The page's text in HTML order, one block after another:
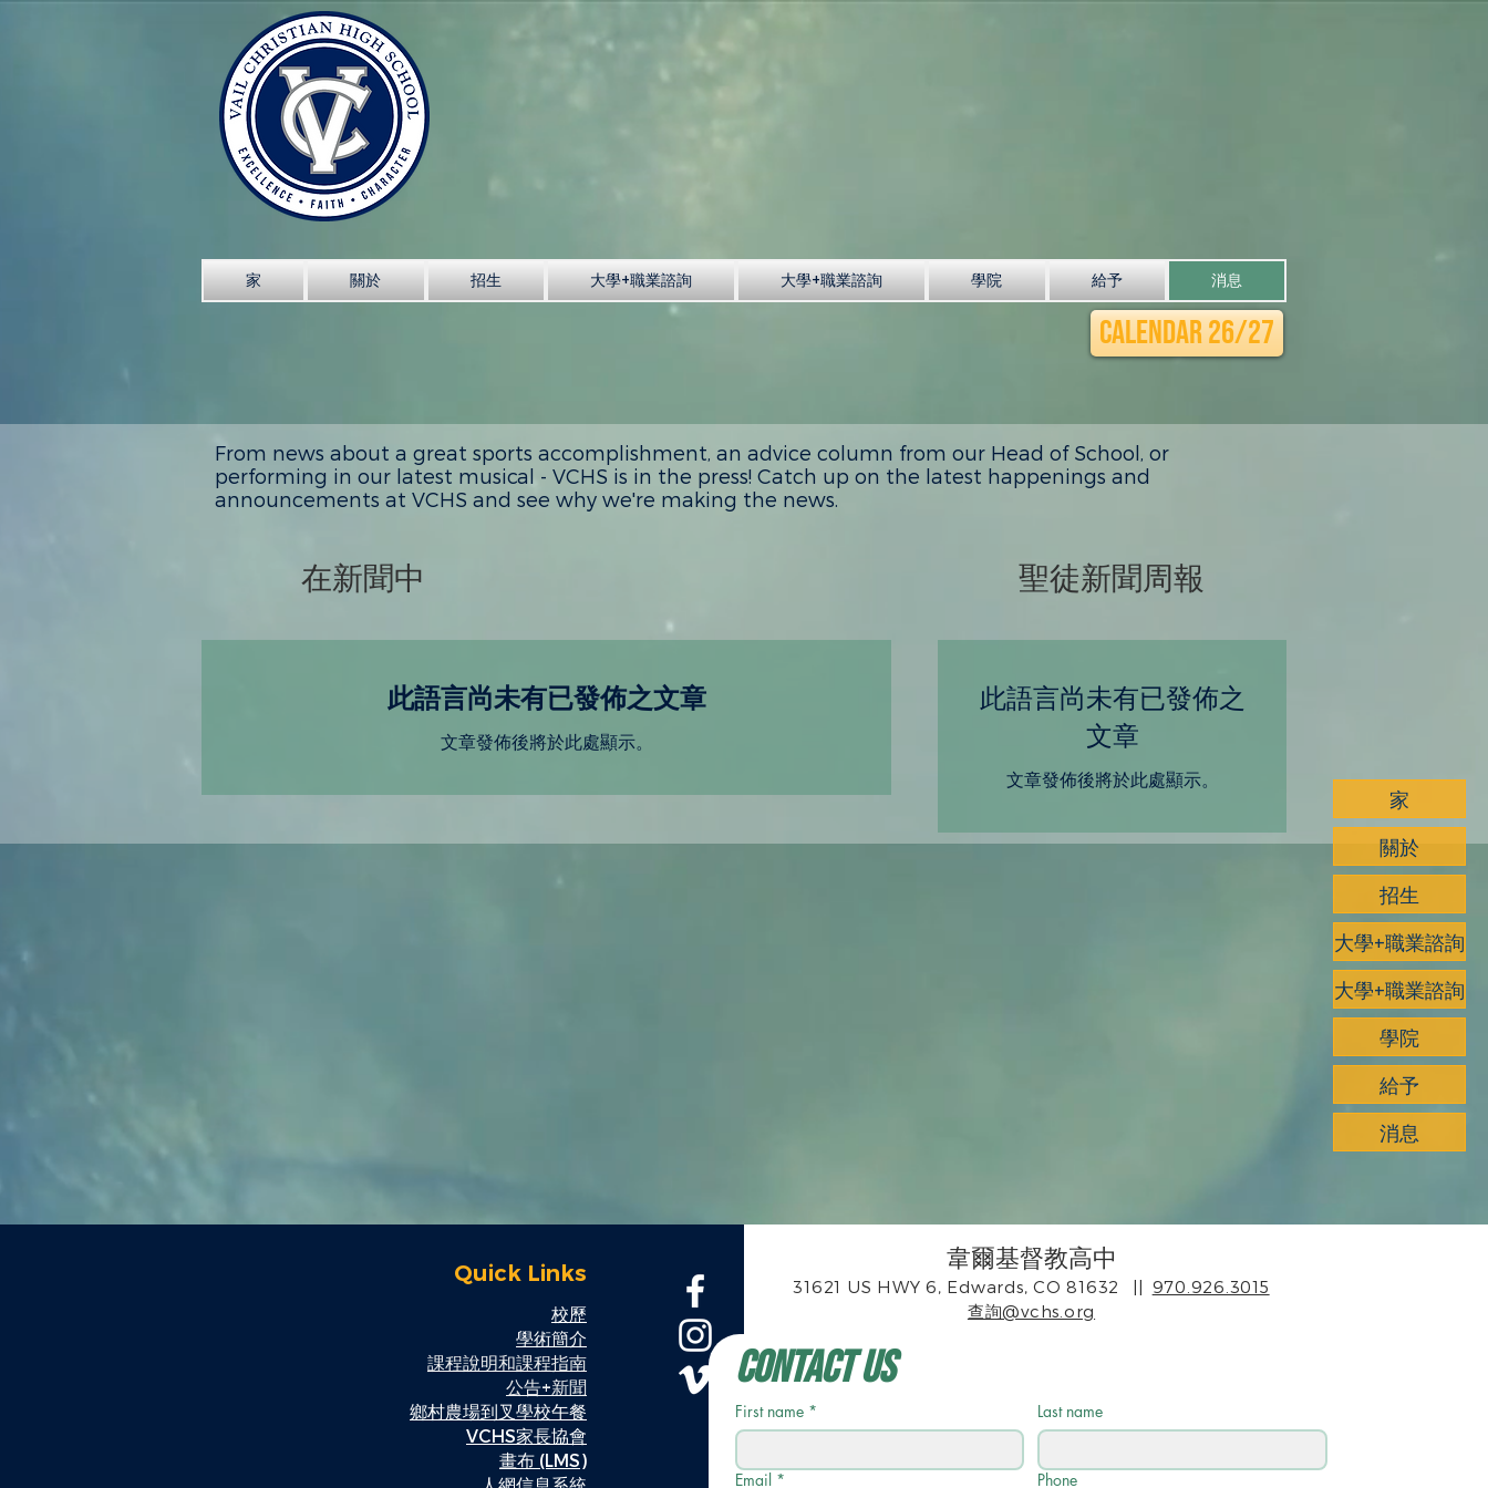
家 關於 招生 大學+職業諮詢 大學+職業諮詢 學院 給予 消息
Calendar 26/27
家
關於
招生
大學+職業諮詢
大學+職業諮詢
學院
給予
消息
From news about a great sports accomplishment, an advice column from our Head of School, or
performing in our latest musical - VCHS is in the press! Catch up on the latest happenings and
announcements at VCHS and see why we're making the news.
在新聞中
此語言尚未有已發佈之文章
文章發佈後將於此處顯示。
聖徒新聞周報
此語言尚未有已發佈之
文章
文章發佈後將於此處顯示。
Quick Links
校歷
學術簡介
課程說明和課程指南
公告+新聞
鄉村農場到叉學校午餐
VCHS家長協會
畫布 (LMS)
韋爾基督教高中
31621 US HWY 6, Edwards, CO 81632 || 970.926.3015
查詢@vchs.org
Contact Us
First name * Last name
Email * Phone